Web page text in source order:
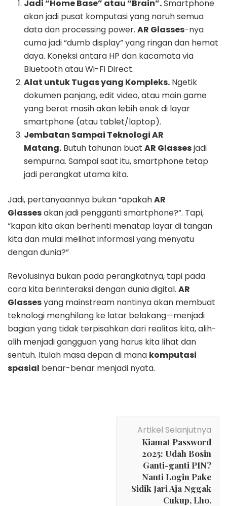
Jadi “Home Base” atau “Brain”.Smartphone
akan jadi pusat komputasi yang naruh semua
data dan processing power. AR Glasses-nya
cuma jadi “dumb display” yang ringan dan hemat
daya. Koneksi antara HP dan kacamata via
Bluetooth atau Wi-Fi Direct.
Alat untuk Tugas yang Kompleks. Ngetik
dokumen panjang, edit video, atau main game
yang berat masih akan lebih enak di layar
smartphone (atau tablet/laptop).
Jembatan Sampai Teknologi AR
Matang. Butuh tahunan buat AR Glassesjadi
sempurna. Sampai saat itu, smartphone tetap
jadi perangkat utama kita.
Jadi, pertanyaannya bukan “apakahAR
Glassesakan jadi pengganti smartphone?”. Tapi,
“kapan kita akan berhenti menatap layar di tangan
kita dan mulai melihat informasi yang menyatu
dengan dunia?”
Revolusinya bukan pada perangkatnya, tapi pada
cara kita berinteraksi dengan dunia digital. AR
Glassesyang mainstream nantinya akan membuat
teknologi menghilang ke latar belakang—menjadi
bagian yang tidak terpisahkan dari realitas kita, alih-
alih menjadi gangguan yang harus kita lihat dan
sentuh. Itulah masa depan di mana komputasi
spasial benar-benar menjadi nyata.
Artikel Selanjutnya
Kiamat Password
2025: Udah Bosin
Ganti-ganti PIN?
Nanti Login Pake
Sidik Jari Aja Nggak
Cukup, Lho.